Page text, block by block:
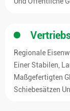
Regionale
Einer Stabilen,
Maßgefertigten
Schiebesätzen